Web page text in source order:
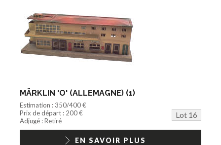
MÄRKLIN 'O' (ALLEMAGNE) (1)
Estimation : 350/400 €
Prix de départ : 200 €
Lot 16
Adjugé : Retiré
EN SAVOIR PLUS